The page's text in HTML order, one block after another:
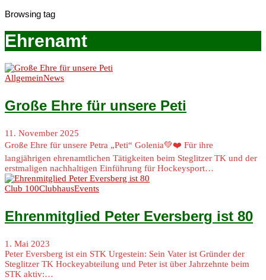
Browsing tag
Ehrenamt
AllgemeinNews
Große Ehre für unsere Peti
11. November 2025
Große Ehre für unsere Petra „Peti“ Golenia💚❤️ Für ihre
langjährigen ehrenamtlichen Tätigkeiten beim Steglitzer TK und der
erstmaligen nachhaltigen Einführung für Hockeysport…
Club 100ClubhausEvents
Ehrenmitglied Peter Eversberg ist 80
1. Mai 2023
Peter Eversberg ist ein STK Urgestein: Sein Vater ist Gründer der
Steglitzer TK Hockeyabteilung und Peter ist über Jahrzehnte beim
STK aktiv:…